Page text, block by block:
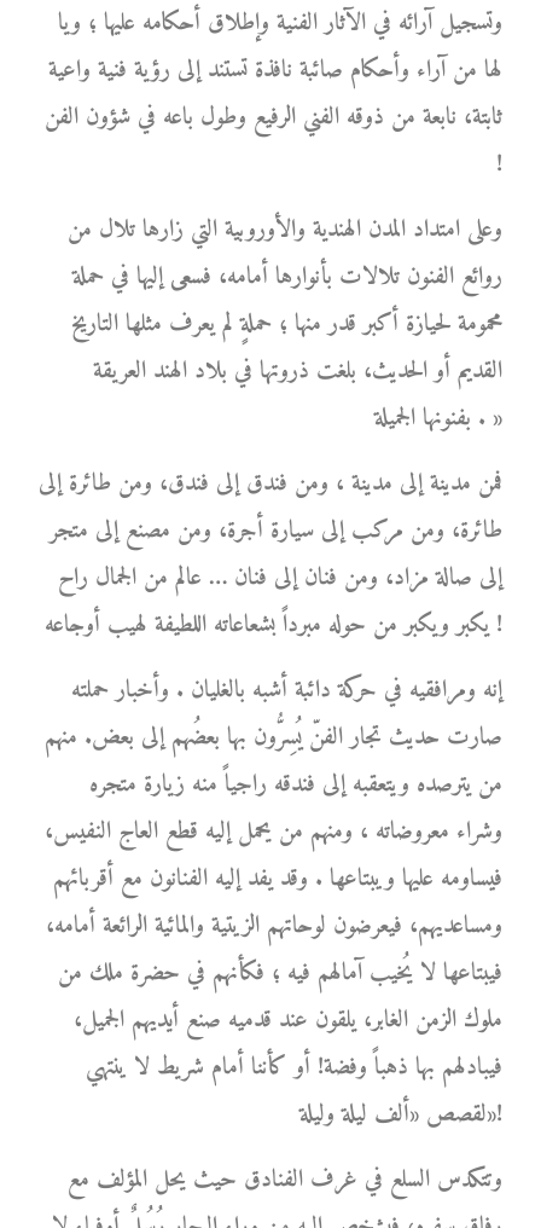
وتسجيل آرائه في الآثار الفنية وإطلاق أحكامه عليها ؛ ويا
لها من آراء وأحكام صائبة نافذة تستند إلى رؤية فنية واعية
ثابتة، نابعة من ذوقه الفني الرفيع وطول باعه في شؤون الفن
!
وعلى امتداد المدن الهندية والأوروبية التي زارها تلال من
روائع الفنون تلالات بأنوارها أمامه، فسعى إليها في حملة
محمومة لحيازة أكبر قدر منها ؛ حملةٍ لم يعرف مثلها التاريخ
القديم أو الحديث، بلغت ذروتها في بلاد الهند العريقة
بفنونها الجميلة . »
فمن مدينة إلى مدينة ، ومن فندق إلى فندق، ومن طائرة إلى
طائرة، ومن مركب إلى سيارة أجرة، ومن مصنع إلى متجر
إلى صالة مزاد، ومن فنان إلى فنان … عالم من الجمال راح
يكبر ويكبر من حوله مبرداً بشعاعاته اللطيفة لهيب أوجاعه !
إنه ومرافقيه في حركة دائبة أشبه بالغليان . وأخبار حملته
صارت حديث تجار الفنّ يُسِرُّون بها بعضُهم إلى بعض. منهم
من يترصده ويتعقبه إلى فندقه راجياً منه زيارة متجره
وشراء معروضاته ، ومنهم من يحمل إليه قطع العاج النفيس،
فيساومه عليها ويبتاعها . وقد يفد إليه الفنانون مع أقربائهم
ومساعديهم، فيعرضون لوحاتهم الزيتية والمائية الرائعة أمامه،
فيبتاعها لا يُخيب آمالهم فيه ؛ فكأنهم في حضرة ملك من
ملوك الزمن الغابر، يلقون عند قدميه صنع أيديهم الجميل،
فيبادلهم بها ذهباً وفضة! أو كأننا أمام شريط لا ينتهي
لقصص «ألف ليلة وليلة»!
وتتكدس السلع في غرف الفنادق حيث يحل المؤلف مع